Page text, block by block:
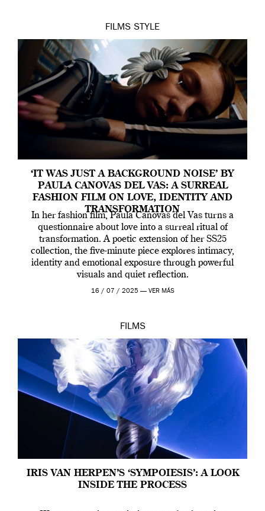
FILMS STYLE
‘IT WAS JUST A BACKGROUND NOISE’ BY
PAULA CANOVAS DEL VAS: A SURREAL
FASHION FILM ON LOVE, IDENTITY AND
TRANSFORMATION
In her fashion film, Paula Canovas del Vas turns a
questionnaire about love into a surreal ritual of
transformation. A poetic extension of her SS25
collection, the five-minute piece explores intimacy,
identity and emotional exposure through powerful
visuals and quiet reflection.
16 / 07 / 2025 — VER MÁS
FILMS
IRIS VAN HERPEN’S ‘SYMPOIESIS’: A LOOK
INSIDE THE PROCESS